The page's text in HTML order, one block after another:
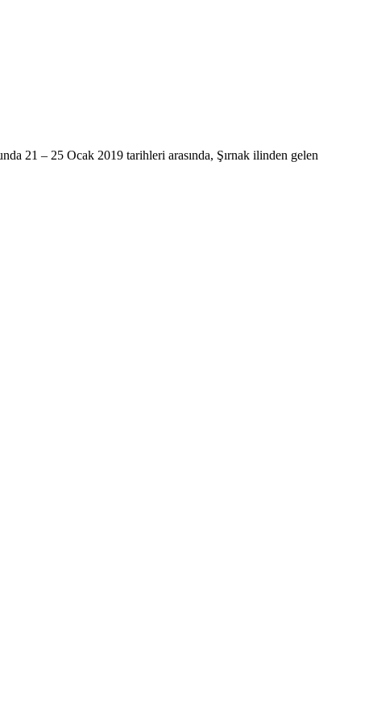
21 – 25 Ocak 2019 tarihleri arasında, Şırnak ilinden gelen